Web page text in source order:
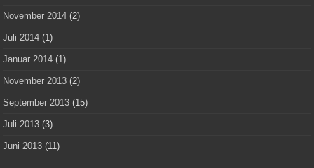
November 2014 (2)
Juli 2014 (1)
Januar 2014 (1)
November 2013 (2)
September 2013 (15)
Juli 2013 (3)
Juni 2013 (11)